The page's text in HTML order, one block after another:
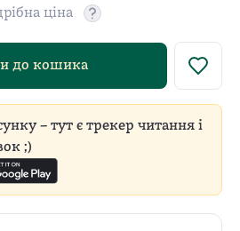
ціна
до кошика
– тут є трекер читання і
;)